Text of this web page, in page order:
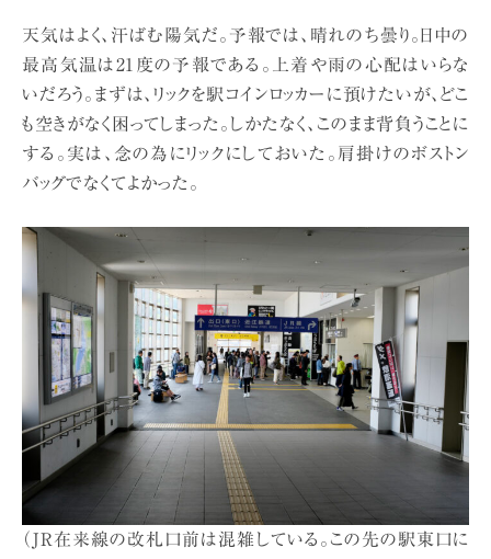
天気はよく、汗ばむ陽気だ。予報では、晴れのち曇り。日中の
最高気温は21度の予報である。上着や雨の心配はいらな
いだろう。まずは、リックを駅コインロッカーに預けたいが、どこ
も空きがなく困ってしまった。しかたなく、このまま背負うことに
する。実は、念の為にリックにしておいた。肩掛けのボストン
バッグでなくてよかった。
（JR在来線の改札口前は混雑している。この先の駅東口に